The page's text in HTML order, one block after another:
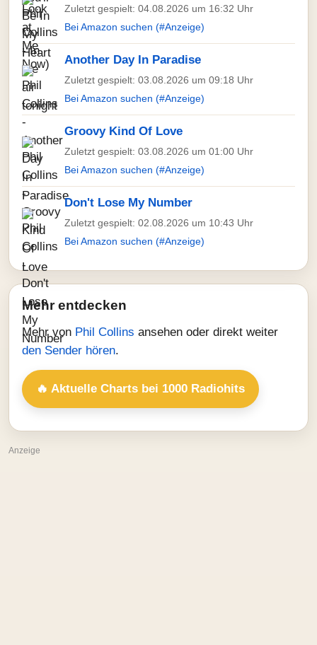
Zuletzt gespielt: 04.08.2026 um 16:32 Uhr
Bei Amazon suchen (#Anzeige)
Another Day In Paradise
Zuletzt gespielt: 03.08.2026 um 09:18 Uhr
Bei Amazon suchen (#Anzeige)
Groovy Kind Of Love
Zuletzt gespielt: 03.08.2026 um 01:00 Uhr
Bei Amazon suchen (#Anzeige)
Don't Lose My Number
Zuletzt gespielt: 02.08.2026 um 10:43 Uhr
Bei Amazon suchen (#Anzeige)
Mehr entdecken
Mehr von Phil Collins ansehen oder direkt weiter
den Sender hören.
🔥 Aktuelle Charts bei 1000 Radiohits
Anzeige